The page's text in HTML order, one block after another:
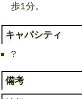
歩1分。
キャパシティ
?
備考